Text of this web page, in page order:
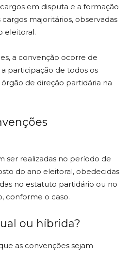
em disputa e a formação
majoritários, observadas
eleitoral.
a convenção ocorre de
participação de todos os
de direção partidária na
ser realizadas no período de
do ano eleitoral, obedecidas
no estatuto partidário ou no
conforme o caso.
ou híbrida?
as convenções sejam